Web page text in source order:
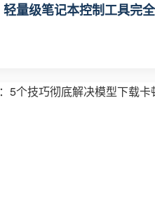
量级笔记本控制工具完